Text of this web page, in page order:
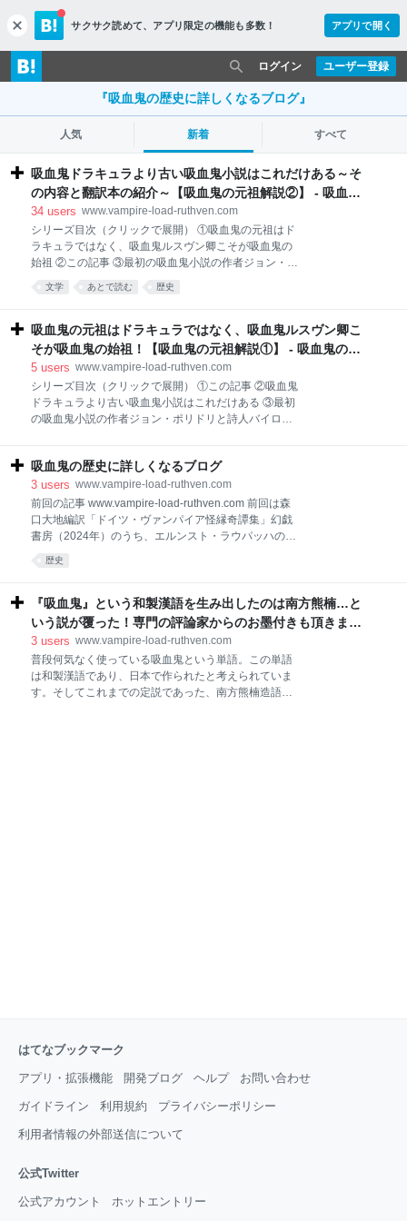
c
l
o
s
サクサク読めて、 アプリ限定の機能も多数！ アプリで開く
ユーザー登録
ログイン
『吸血鬼の歴史に詳しくなるブログ』
人気 新着 すべて
吸血鬼ドラキュラより古い吸血鬼小説はこれだけある～そ
の内容と翻訳本の紹介～【吸血鬼の元祖解説②】 - 吸血鬼
の歴史に詳しくなるブログ
34 users www.vampire-load-ruthven.com
シリーズ目次（クリックで展開） ①吸血鬼の元祖はド
ラキュラではなく、吸血鬼ルスヴン卿こそが吸血鬼の
始祖 ②この記事 ③最初の吸血鬼小説の作者ジョン・ポ
リドリと詩人バイロン卿、その運命の出会い ④バイロ
ンの吸血鬼の詩「異教徒」とバイロンの祖国追放
一夜「ディオダティ荘の怪奇談義」 ⑥最初の吸血鬼小
説と当時の出版事情の闇、それに翻弄される者たち ⑦
ドラキュラ以前に起きた「第一次吸血鬼大ブーム」・
スの吸血鬼のクソオペラ ブラム・ストーカーの小説に
登場するドラキュラという吸血鬼は、今やヴァンパイ
アの意味で誤用されるほど、吸血鬼（ヴァンパイア）
としては後発作品であり、ドラキュラ以前にも吸血鬼
作品は多数存在していることを、前回の記事で紹介し
た。当ブログにお越
文学 あとで読む 歴史
吸血鬼の元祖はドラキュラではなく、吸血鬼ルスヴン卿こ
そが吸血鬼の始祖！【吸血鬼の元祖解説①】 - 吸血鬼の歴
史に詳しくなるブログ
5 users www.vampire-load-ruthven.com
シリーズ目次（クリックで展開） ①この記事 ②吸血鬼
ドラキュラより古い吸血鬼小説はこれだけある ③最初
の吸血鬼小説の作者ジョン・ポリドリと詩人バイロン
い怪物』が生まれた歴史的一夜「ディオダティ荘の怪
奇談義」 ⑥最初の吸血鬼小説と当時の出版事情の闇、
それに翻弄される者たち ⑦ドラキュラ以前に起きた
「第一次吸血鬼大ブーム」・大デュマの運命も変えた
⑧日本に喧嘩を売ったフランスの吸血鬼のクソオペラ
2021年5月1日にニコニコのブログサービス「ブロマ
っ越ししてきました。そのブロマガでは「吸血鬼元祖
解説シリーズ」の連載途中でした。もちろん連載途中
の記事は全部引っ越しできているのですが、今回新た
に作り直すこと
吸血鬼の歴史に詳しくなるブログ
3 users www.vampire-load-ruthven.com
前回の記事 www.vampire-load-ruthven.com 前回は森
口大地編訳「ドイツ・ヴァンパイア怪縁奇譚集」幻戯
書房（2024年）のうち、エルンスト・ラウパッハの
「死者を起こすなかれ」をレビューした。今回は残り
の作品について簡単なレビューをしていきたい。前回
たため前回より開いてしまい、非常に申し訳ありませ
ん。 続きを読む 「ドイツ・ヴァンパイア怪縁奇譚集」
お久しぶりです。今回は2024年1月29日に幻戯書房よ
レビューを、数回にわたり行っていきたいと思いま
す。これはブラム・ストーカーの「ドラキュラ(1897
年)」より以前の、19世紀のドイツで刊行された吸血鬼
歴史
『吸血鬼』という和製漢語を生み出したのは南方熊楠…と
いう説が覆った！専門の評論家からのお墨付きも頂きまし
た - 吸血鬼の歴史に詳しくなるブログ
3 users www.vampire-load-ruthven.com
普段何気なく使っている吸血鬼という単語。この単語
は和製漢語であり、日本で作られたと考えられていま
す。そしてこれまでの定説であった、南方熊楠造語説
はてなブックマーク
アプリ・拡張機能 開発ブログ ヘルプ お問い合わせ
ガイドライン 利用規約 プライバシーポリシー
利用者情報の外部送信について
公式Twitter
公式アカウント ホットエントリー